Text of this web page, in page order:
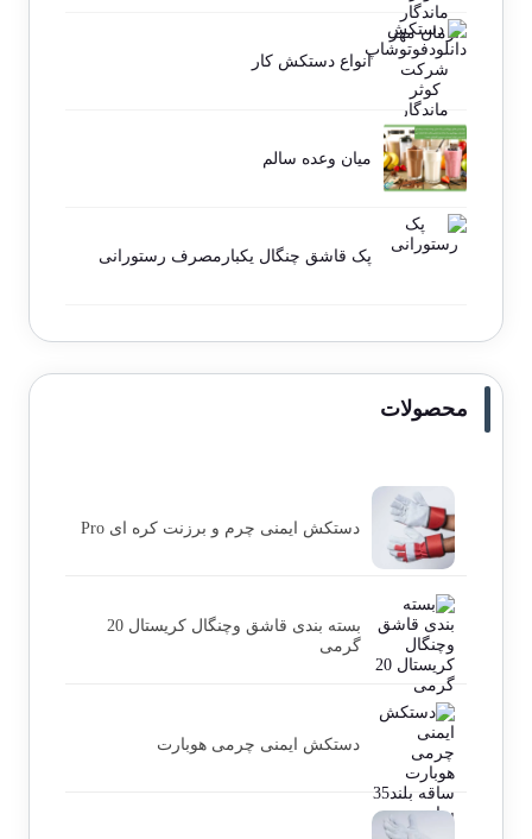
انواع دستکش کار
میان وعده سالم
پک قاشق چنگال یکبارمصرف رستورانی
محصولات
دستکش ایمنی چرم و برزنت کره ای Pro
بسته بندی قاشق وچنگال کریستال 20
گرمی
دستکش ایمنی چرمی هوبارت